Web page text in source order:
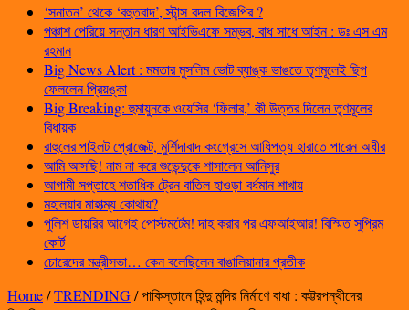
‘সনাতন’ থেকে ‘বহুতবাদ’, স্টান্স বদল বিজেপির ?
পঞ্চাশ পেরিয়ে সন্তান ধারণ আইভিএফে সম্ভব, বাধ সাধে আইন : ডঃ এস এম
রহমান
Big News Alert : মমতার মুসলিম ভোট ব্যাঙ্ক ভাঙতে তৃণমূলেই ছিপ
ফেললেন প্রিয়ঙ্কা
Big Breaking: হুমায়ুনকে ওয়েসির ‘ফিলার,’ কী উত্তর দিলেন তৃণমূলের
বিধায়ক
রাহুলের পাইলট প্রোজেক্ট, মুর্শিদাবাদ কংগ্রেসে আধিপত্য হারাতে পারেন অধীর
আমি আসছি! নাম না করে শুভেন্দুকে শাসালেন আনিসুর
আগামী সপ্তাহে শতাধিক ট্রেন বাতিল হাওড়া-বর্ধমান শাখায়
মহালয়ার মাহাত্ম্য কোথায়?
পুলিশ ডায়রির আগেই পোস্টমর্টেম! দাহ করার পর এফআইআর! বিস্মিত সুপ্রিম
কোর্ট
চোরেদের মন্ত্রীসভা… কেন বলেছিলেন বাঙালিয়ানার প্রতীক
Home/TRENDING/পাকিস্তানে হিন্দু মন্দির নির্মাণে বাধা : কট্টরপন্থীদের